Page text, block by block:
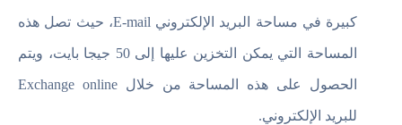
كبيرة في مساحة البريد الإلكتروني E-mail، حيث تصل هذه
المساحة التي يمكن التخزين عليها إلى 50 جيجا بايت، ويتم
الحصول على هذه المساحة من خلال Exchange online
للبريد الإلكتروني.